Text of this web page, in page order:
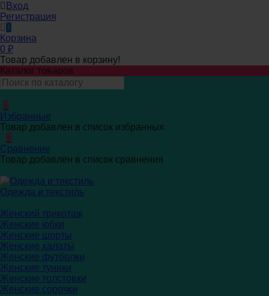
Вход
Регистрация
0
Корзина
0 ₽
Товар добавлен в корзину!
Каталог товаров
0
Избранные
Товар добавлен в список избранных
0
Сравнение
Товар добавлен в список сравнения
Одежда и текстиль
Женский трикотаж
Женские юбки
Женские шорты
Женские халаты
Женские футболки
Женские туники
Женские толстовки
Женские сорочки